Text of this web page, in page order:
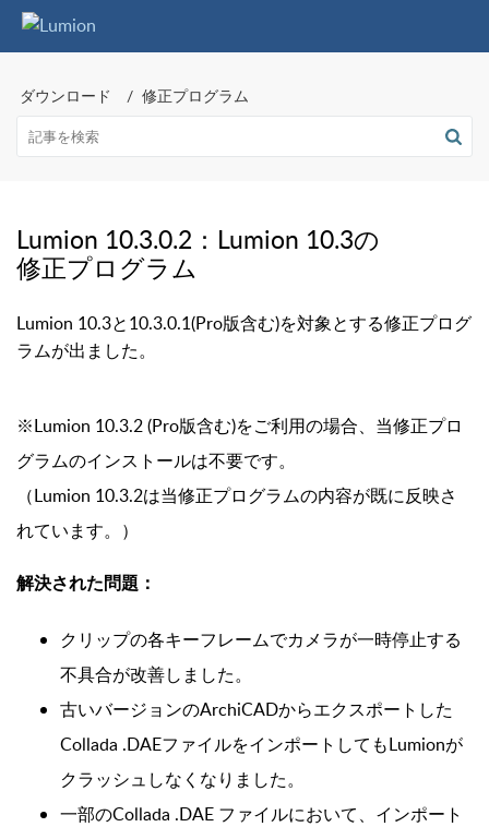
ダウンロード 修正プログラム
Lumion 10.3.0.2：Lumion 10.3の
修正プログラム
Lumion 10.3と10.3.0.1(Pro版含む)を対象とする修正プログ
ラムが出ました。
※Lumion 10.3.2 (Pro版含む)をご利用の場合、当修正プロ
グラムのインストールは不要です。
（Lumion 10.3.2は当修正プログラムの内容が既に反映さ
れています。）
解決された問題：
クリップの各キーフレームでカメラが一時停止する
不具合が改善しました。
古いバージョンのArchiCADからエクスポートした
Collada .DAEファイルをインポートしてもLumionが
クラッシュしなくなりました。
一部のCollada .DAE ファイルにおいて、インポート